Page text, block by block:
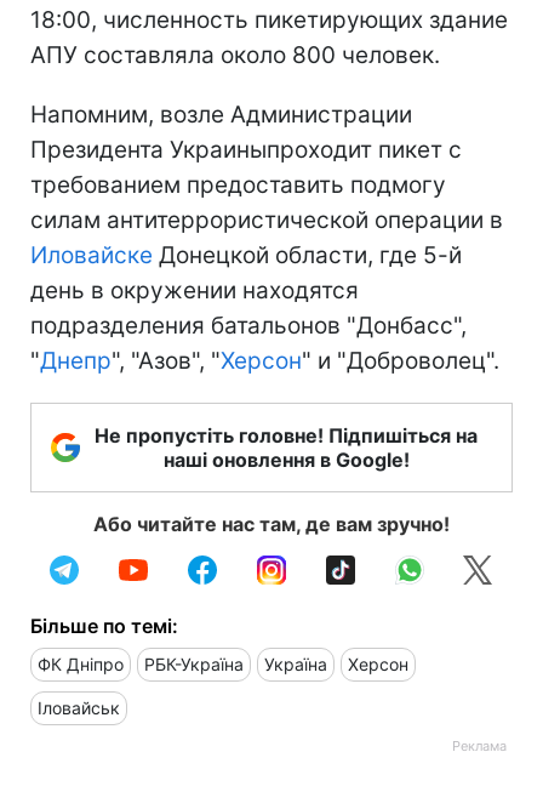
18:00, численность пикетирующих здание
АПУ составляла около 800 человек.
Напомним, возле Администрации
Президента Украиныпроходит пикет с
требованием предоставить подмогу
силам антитеррористической операции в
Иловайске Донецкой области, где 5-й
день в окружении находятся
подразделения батальонов "Донбасс",
"Днепр", "Азов", "Херсон" и "Доброволец".
Не пропустіть головне! Підпишіться на
наші оновлення в Google!
Або читайте нас там, де вам зручно!
Більше по темі:
ФК Дніпро РБК-Україна Україна Херсон
Іловайськ